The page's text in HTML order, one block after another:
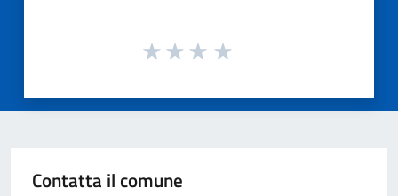
Contatta il comune